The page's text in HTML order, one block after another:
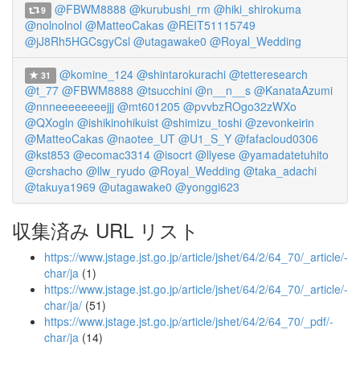
9 @FBWM8888 @kurubushi_rm @hiki_shirokuma
@nolnolnol @MatteoCakas @REIT51115749
@jJ8Rh5HGCsgyCsl @utagawake0 @Royal_Wedding
31 @komine_124 @shintarokurachi @tetteresearch
@t_77 @FBWM8888 @tsucchini @n__n__s @KanataAzumi
@nnneeeeeeeejjj @mt601205 @pvvbzROgo32zWXo
@QXogln @ishikinohikuist @shimizu_toshi @zevonkeirin
@MatteoCakas @naotee_UT @U1_S_Y @fafacloud0306
@kst853 @ecomac3314 @isocrt @llyese @yamadatetuhito
@crshacho @llw_ryudo @Royal_Wedding @taka_adachi
@takuya1969 @utagawake0 @yonggi623
収集済み URL リスト
https://www.jstage.jst.go.jp/article/jshet/64/2/64_70/_article/-
char/ja (1)
https://www.jstage.jst.go.jp/article/jshet/64/2/64_70/_article/-
char/ja/ (51)
https://www.jstage.jst.go.jp/article/jshet/64/2/64_70/_pdf/-
char/ja (14)